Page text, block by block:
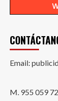
Email:
M. 955 059